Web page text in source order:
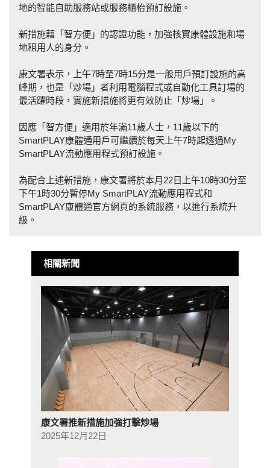
地的智能自助服務站或服務櫃枱預訂設施。
新措施藉「智方便」的認證功能，加強核實康體設施和場
地租用人的身分。
康文署表示，上午7時至7時15分是一般用戶預訂設施的高
峰期，也是「炒場」者利用電腦程式或自動化工具訂場的
最活躍時段，實施新措施將更有效防止「炒場」。
因應「智方便」適用於年滿11歲人士，11歲以下的
SmartPLAY康體通用戶可繼續於每天上午7時起透過My
SmartPLAY流動應用程式預訂設施。
為配合上述新措施，康文署將於本月22日上午10時30分至
下午1時30分暫停My SmartPLAY流動應用程式和
SmartPLAY康體通官方網頁的系統服務，以進行系統升
級。
相關新聞
康文署推新措施加強打擊炒場
2025年12月22日